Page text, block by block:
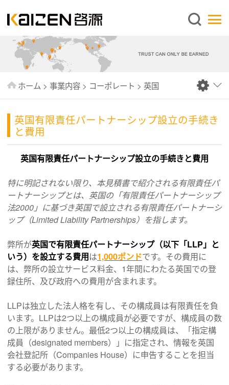
日本語
企業情報
事業内容
ニュース
情報
よくあるご質問
ホーム > 事業内容 > コーポレート > 英国
英国有限責任パートナーシップ設立の手続き
と費用
英国有限責任パートナーシップ設立の手続きと費用
特に明記されない限り、本見積書で紹介される有限責任パ
ートナーシップとは、英国の「有限責任パートナーシップ
法2000」に基づき英国で設立される有限責任パートナーシ
ップ（Limited Liability Partnerships）を指します。
弊所が英国で有限責任パートナーシップ（以下「LLP」と
いう）を設立する費用は1,000ポンドです。その費用に
は、弊所の設立サービス料金、1年間にわたる英国での登
録住所、及び政府への費用が含まれます。
LLPは独立した法人格を有し、その構成員は有限責任を負
います。LLPは2つ以上の構成員が必要ですが、構成員の数
の上限がありません。最低2つ以上の構成員は、「指定構
成員（designated members）」に指定され、情報を英国
会社登記所（Companies House）に申告することを担当
する必要があります。